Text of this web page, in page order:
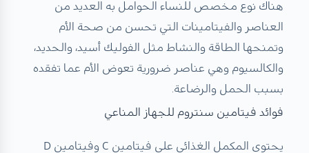
هناك نوع مخصص للنساء الحوامل به العديد من
العناصر والفيتامينات التي تحسن من صحة الأم
وتمنحها الطاقة والنشاط مثل الفوليك أسيد، والحديد،
والكالسيوم وهي عناصر ضرورية تعوض الأم عما تفقده
بسبب الحمل والرضاعة.
فوائد فيتامين سنتروم للجهاز المناعي
يحتوي المكمل الغذائي على فيتامين C وفيتامين D